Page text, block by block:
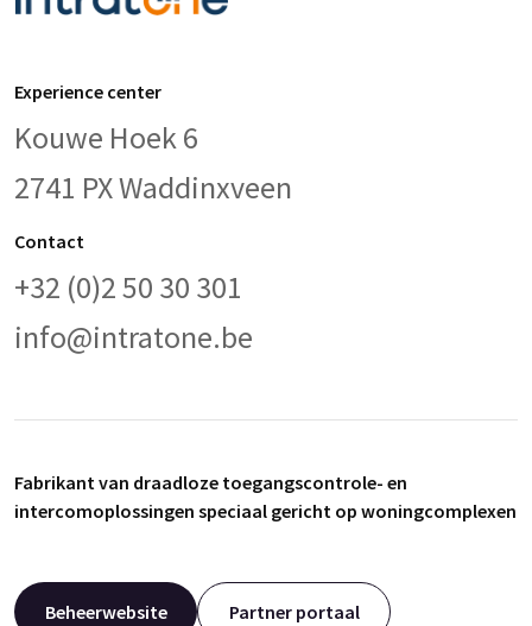
Experience center
Kouwe Hoek 6
2741 PX Waddinxveen
Contact
+32 (0)2 50 30 301
info@intratone.be
Fabrikant van draadloze toegangscontrole- en
intercomoplossingen speciaal gericht op woningcomplexen
Beheerwebsite Partner portaal